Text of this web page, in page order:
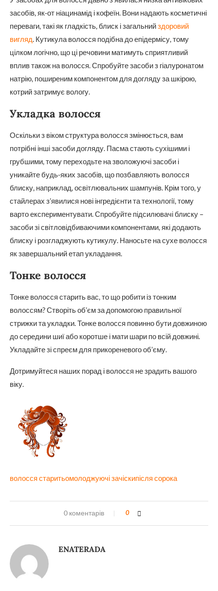
засобів, як-от ніацинамід і кофеїн. Вони надають косметичні
переваги, такі як гладкість, блиск і загальнийздоровий
вигляд. Кутикула волосся подібна до епідермісу, тому
цілком логічно, що ці речовини матимуть сприятливий
вплив також на волосся. Спробуйте засоби з гіалуронатом
натрію, поширеним компонентом для догляду за шкірою,
котрий затримує вологу.
Укладка волосся
Оскільки з віком структура волосся змінюється, вам
потрібні інші засоби догляду. Пасма стають сухішими і
грубшими, тому переходьте на зволожуючі засоби і
уникайте будь-яких засобів, що позбавляють волосся
блиску, наприклад, освітлювальних шампунів. Крім того, у
стайлерах з’явилися нові інгредієнти та технології, тому
варто експериментувати. Спробуйте підсилювачі блиску –
засоби зі світловідбиваючими компонентами, які додають
блиску і розгладжують кутикулу. Наносьте на сухе волосся
як завершальний етап укладання.
Тонке волосся
Тонке волосся старить вас, то що робити із тонким
волоссям? Створіть об’єм за допомогою правильної
стрижки та укладки. Тонке волосся повинно бути довжиною
до середини шиї або коротше і мати шари по всій довжині.
Укладайте зі спреєм для прикореневого об’єму.
Дотримуйтеся наших порад і волосся не зрадить вашого
віку.
волосся старитьомолоджуючі зачіскипісля сорока
0 коментарів 0
ENATERADA